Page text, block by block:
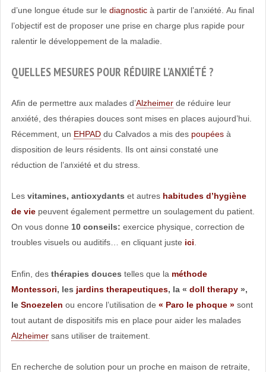
d’une longue étude sur le diagnosticà partir de l’anxiété. Au final
l’objectif est de proposer une prise en charge plus rapide pour
ralentir le développement de la maladie.
QUELLES MESURES POUR RÉDUIRE L’ANXIÉTÉ ?
Afin de permettre aux malades d’Alzheimerde réduire leur
anxiété, des thérapies douces sont mises en places aujourd’hui.
Récemment, un EHPADdu Calvados a mis des poupéesà
disposition de leurs résidents. Ils ont ainsi constaté une
réduction de l’anxiété et du stress.
Les vitamines, antioxydants et autres habitudes d’hygiène
de vie peuvent également permettre un soulagement du patient.
On vous donne 10 conseils: exercice physique, correction de
troubles visuels ou auditifs… en cliquant juste ici.
Enfin, des thérapies douces telles que la méthode
Montessori, les jardins therapeutiques, la « doll therapy»,
le Snoezelen ou encore l’utilisation de « Paro le phoque » sont
tout autant de dispositifs mis en place pour aider les malades
Alzheimersans utiliser de traitement.
En recherche de solution pour un proche en maison de retraite,